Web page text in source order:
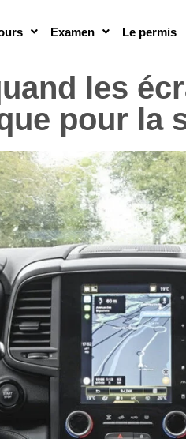
Examen Le permis
les
pour la